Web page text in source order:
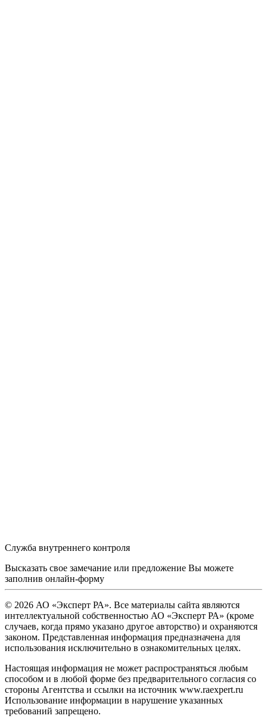
Служба внутреннего контроля
Высказать свое замечание или предложение Вы можете
заполнив онлайн-форму
© 2026 АО «Эксперт РА». Все материалы сайта являются
интеллектуальной собственностью АО «Эксперт РА» (кроме
случаев, когда прямо указано другое авторство) и охраняются
законом. Представленная информация предназначена для
использования исключительно в ознакомительных целях.
Настоящая информация не может распространяться любым
способом и в любой форме без предварительного согласия со
стороны Агентства и ссылки на источник www.raexpert.ru
Использование информации в нарушение указанных
требований запрещено.